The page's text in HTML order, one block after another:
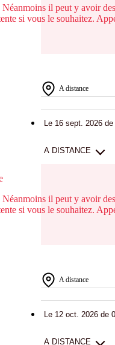
il peut y avoir des
si vous le souhaitez.
A distance
Le 16 sept. 2026
A DISTANCE
il peut y avoir des
si vous le souhaitez.
A distance
Le 12 oct. 2026 de
A DISTANCE